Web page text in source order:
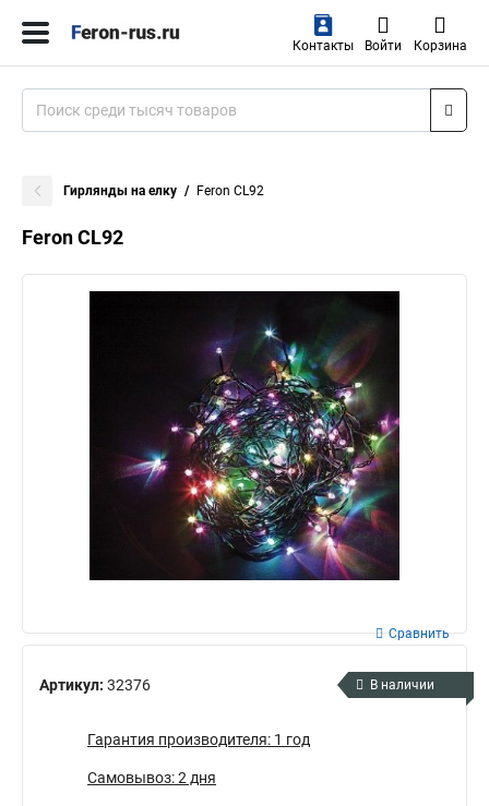
Контакты Войти Корзина
Гирлянды на елку Feron CL92
Feron CL92
Артикул: 32376
Сравнить
В наличии
Гарантия производителя: 1 год
Самовывоз: 2 дня